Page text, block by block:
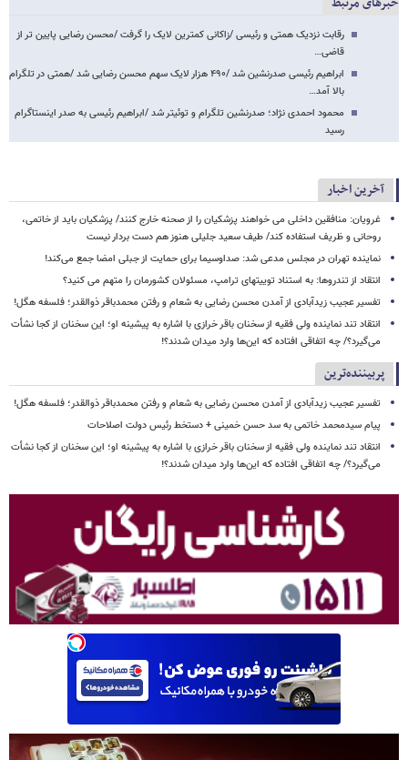
رقابت نزدیک همتی و رئیسی /زاکانی کمترین لایک را گرفت /محسن رضایی پایین تر از
قاضی…
ابراهیم رئیسی صدرنشین شد /۴۹۰ هزار لایک سهم محسن رضایی شد /همتی در تلگرام
بالا آمد…
محمود احمدی نژاد؛ صدرنشین تلگرام و توئیتر شد /ابراهیم رئیسی به صدر اینستاگرام
رسید
آخرین اخبار
غرویان: منافقین داخلی می خواهند پزشکیان را از صحنه خارج کنند/ پزشکیان باید از خاتمی،
روحانی و ظریف استفاده کند/ طیف سعید جلیلی هنوز هم دست بردار نیست
نماینده تهران در مجلس مدعی شد: صداوسیما برای حمایت از جبلی امضا جمع می‌کند!
انتقاد از تندروها: به استناد توییتهای ترامپ، مسئولان کشورمان را متهم می کنید؟
تفسیر عجیب زیدآبادی از آمدن محسن رضایی به شعام و رفتن محمدباقر ذوالقدر؛ فلسفه هگل!
انتقاد تند نماینده ولی فقیه از سخنان باقر خرازی با اشاره به پیشینه او؛ این سخنان از کجا نشأت
می‌گیرد؟/ چه اتفاقی افتاده که این‌ها وارد میدان شدند؟!
پربیننده‌ترین
تفسیر عجیب زیدآبادی از آمدن محسن رضایی به شعام و رفتن محمدباقر ذوالقدر؛ فلسفه هگل!
پیام سیدمحمد خاتمی به سد حسن خمینی + دستخط رئیس دولت اصلاحات
انتقاد تند نماینده ولی فقیه از سخنان باقر خرازی با اشاره به پیشینه او؛ این سخنان از کجا نشأت
می‌گیرد؟/ چه اتفاقی افتاده که این‌ها وارد میدان شدند؟!